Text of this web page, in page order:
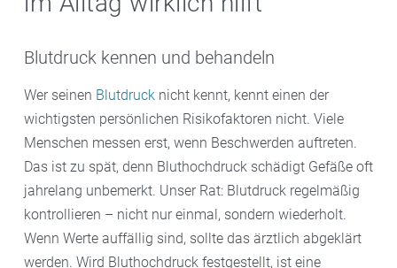
Blutdruck kennen und behandeln
Wer seinen Blutdruck nicht kennt, kennt einen der
wichtigsten persönlichen Risikofaktoren nicht. Viele
Menschen messen erst, wenn Beschwerden auftreten.
Das ist zu spät, denn Bluthochdruck schädigt Gefäße oft
jahrelang unbemerkt. Unser Rat: Blutdruck regelmäßig
kontrollieren – nicht nur einmal, sondern wiederholt.
Wenn Werte auffällig sind, sollte das ärztlich abgeklärt
werden. Wird Bluthochdruck festgestellt, ist eine